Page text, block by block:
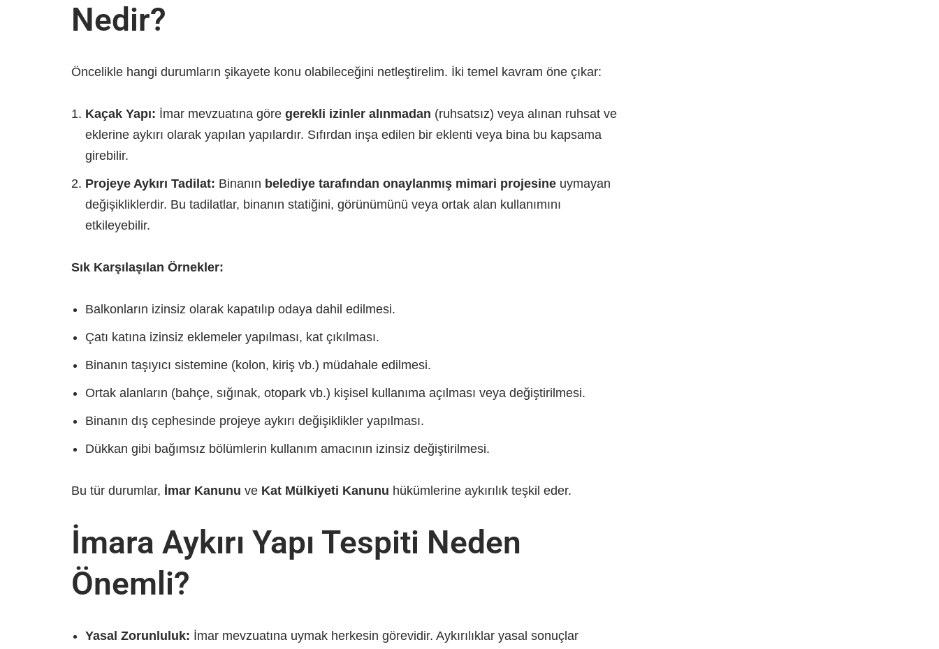
Nedir?
Öncelikle hangi durumların şikayete konu olabileceğini netleştirelim. İki temel kavram öne çıkar:
Kaçak Yapı: İmar mevzuatına göre gerekli izinler alınmadan (ruhsatsız) veya alınan ruhsat ve
eklerine aykırı olarak yapılan yapılardır. Sıfırdan inşa edilen bir eklenti veya bina bu kapsama
girebilir.
Projeye Aykırı Tadilat: Binanın belediye tarafından onaylanmış mimari projesine uymayan
değişikliklerdir. Bu tadilatlar, binanın statiğini, görünümünü veya ortak alan kullanımını
etkileyebilir.
Sık Karşılaşılan Örnekler:
Balkonların izinsiz olarak kapatılıp odaya dahil edilmesi.
Çatı katına izinsiz eklemeler yapılması, kat çıkılması.
Binanın taşıyıcı sistemine (kolon, kiriş vb.) müdahale edilmesi.
Ortak alanların (bahçe, sığınak, otopark vb.) kişisel kullanıma açılması veya değiştirilmesi.
Binanın dış cephesinde projeye aykırı değişiklikler yapılması.
Dükkan gibi bağımsız bölümlerin kullanım amacının izinsiz değiştirilmesi.
Bu tür durumlar, İmar Kanunu ve Kat Mülkiyeti Kanunu hükümlerine aykırılık teşkil eder.
İmara Aykırı Yapı Tespiti Neden
Önemli?
Yasal Zorunluluk: İmar mevzuatına uymak herkesin görevidir. Aykırılıklar yasal sonuçlar